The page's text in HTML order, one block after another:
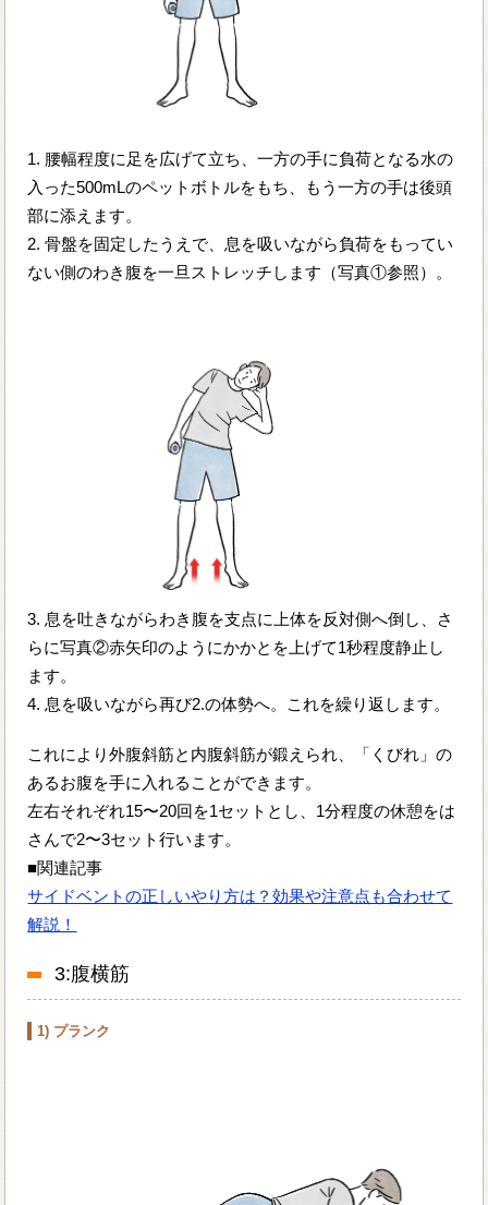
1. 腰幅程度に足を広げて立ち、一方の手に負荷となる水の
入った500mLのペットボトルをもち、もう一方の手は後頭
部に添えます。
2. 骨盤を固定したうえで、息を吸いながら負荷をもってい
ない側のわき腹を一旦ストレッチします（写真①参照）。
3. 息を吐きながらわき腹を支点に上体を反対側へ倒し、さ
らに写真②赤矢印のようにかかとを上げて1秒程度静止し
ます。
4. 息を吸いながら再び2.の体勢へ。これを繰り返します。
これにより外腹斜筋と内腹斜筋が鍛えられ、「くびれ」の
あるお腹を手に入れることができます。
左右それぞれ15〜20回を1セットとし、1分程度の休憩をは
さんで2〜3セット行います。
■関連記事
サイドベントの正しいやり方は？効果や注意点も合わせて
解説！
3:腹横筋
1) プランク